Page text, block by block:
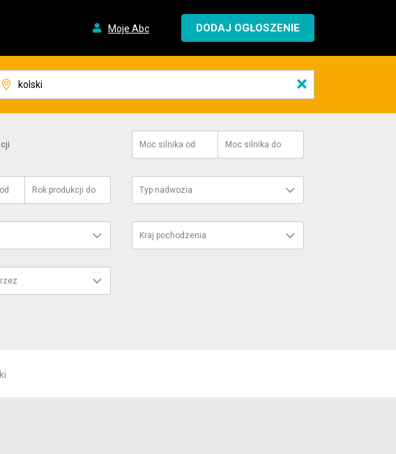
Moje Abc DODAJ OGŁOSZENIE
×
Moc silnika od Moc silnika do
od Rok produkcji do Typ nadwozia
Kraj pochodzenia